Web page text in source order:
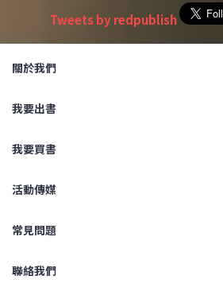
Tweets by redpublish
關於我們
我要出書
我要買書
活動傳媒
常見問題
聯絡我們